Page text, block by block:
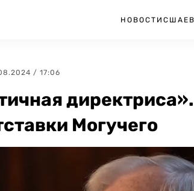
НОВОСТИ США
/ 17:06
Могучего